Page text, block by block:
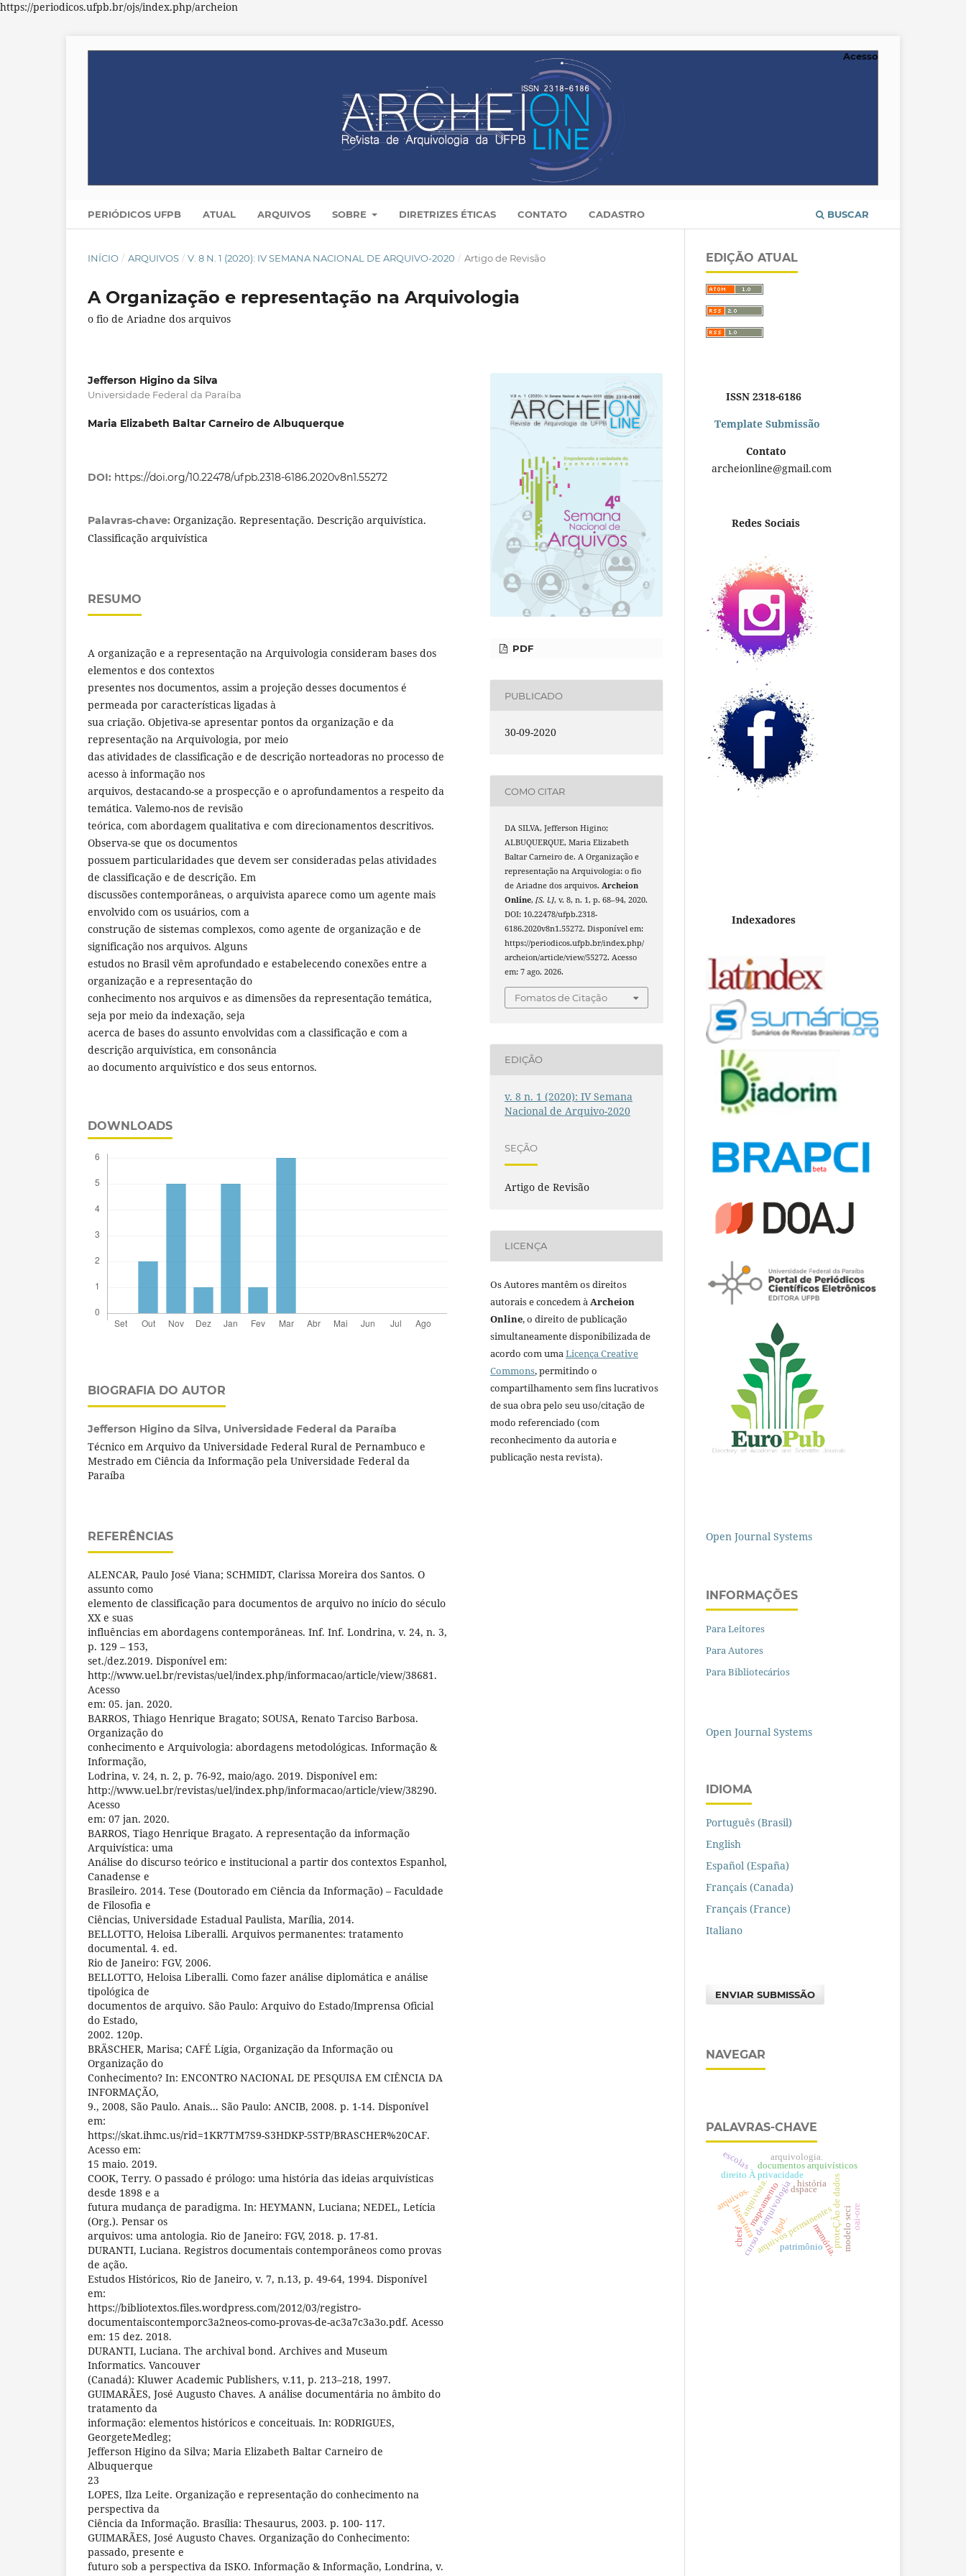
https://periodicos.ufpb.br/ojs/index.php/archeion
PERIÓDICOS UFPB ATUAL ARQUIVOS SOBRE DIRETRIZES ÉTICAS CONTATO CADASTRO BUSCAR
Acesso
INÍCIO / ARQUIVOS / V. 8 N. 1 (2020): IV SEMANA NACIONAL DE ARQUIVO-2020 / Artigo de Revisão
A Organização e representação na Arquivologia
o fio de Ariadne dos arquivos
Jefferson Higino da Silva
Universidade Federal da Paraíba
Maria Elizabeth Baltar Carneiro de Albuquerque
DOI: https://doi.org/10.22478/ufpb.2318-6186.2020v8n1.55272
Palavras-chave: Organização. Representação. Descrição arquivística.
Classificação arquivística
RESUMO
A organização e a representação na Arquivologia consideram bases dos
elementos e dos contextos
presentes nos documentos, assim a projeção desses documentos é
permeada por características ligadas à
sua criação. Objetiva-se apresentar pontos da organização e da
representação na Arquivologia, por meio
das atividades de classificação e de descrição norteadoras no processo de
acesso à informação nos
arquivos, destacando-se a prospecção e o aprofundamentos a respeito da
temática. Valemo-nos de revisão
teórica, com abordagem qualitativa e com direcionamentos descritivos.
Observa-se que os documentos
possuem particularidades que devem ser consideradas pelas atividades
de classificação e de descrição. Em
discussões contemporâneas, o arquivista aparece como um agente mais
envolvido com os usuários, com a
construção de sistemas complexos, como agente de organização e de
significação nos arquivos. Alguns
estudos no Brasil vêm aprofundado e estabelecendo conexões entre a
organização e a representação do
conhecimento nos arquivos e as dimensões da representação temática,
seja por meio da indexação, seja
acerca de bases do assunto envolvidas com a classificação e com a
descrição arquivística, em consonância
ao documento arquivístico e dos seus entornos.
DOWNLOADS
BIOGRAFIA DO AUTOR
Jefferson Higino da Silva, Universidade Federal da Paraíba
Técnico em Arquivo da Universidade Federal Rural de Pernambuco e
Mestrado em Ciência da Informação pela Universidade Federal da
Paraíba
REFERÊNCIAS
ALENCAR, Paulo José Viana; SCHMIDT, Clarissa Moreira dos Santos. O
assunto como
elemento de classificação para documentos de arquivo no início do século
XX e suas
influências em abordagens contemporâneas. Inf. Inf. Londrina, v. 24, n. 3,
p. 129 – 153,
set./dez.2019. Disponível em:
http://www.uel.br/revistas/uel/index.php/informacao/article/view/38681.
Acesso
em: 05. jan. 2020.
BARROS, Thiago Henrique Bragato; SOUSA, Renato Tarciso Barbosa.
Organização do
conhecimento e Arquivologia: abordagens metodológicas. Informação &
Informação,
Lodrina, v. 24, n. 2, p. 76-92, maio/ago. 2019. Disponível em:
http://www.uel.br/revistas/uel/index.php/informacao/article/view/38290.
Acesso
em: 07 jan. 2020.
BARROS, Tiago Henrique Bragato. A representação da informação
Arquivística: uma
Análise do discurso teórico e institucional a partir dos contextos Espanhol,
Canadense e
Brasileiro. 2014. Tese (Doutorado em Ciência da Informação) – Faculdade
de Filosofia e
Ciências, Universidade Estadual Paulista, Marília, 2014.
BELLOTTO, Heloisa Liberalli. Arquivos permanentes: tratamento
documental. 4. ed.
Rio de Janeiro: FGV, 2006.
BELLOTTO, Heloisa Liberalli. Como fazer análise diplomática e análise
tipológica de
documentos de arquivo. São Paulo: Arquivo do Estado/Imprensa Oficial
do Estado,
2002. 120p.
BRÄSCHER, Marisa; CAFÉ Lígia, Organização da Informação ou
Organização do
Conhecimento? In: ENCONTRO NACIONAL DE PESQUISA EM CIÊNCIA DA
INFORMAÇÃO,
9., 2008, São Paulo. Anais... São Paulo: ANCIB, 2008. p. 1-14. Disponível
em:
https://skat.ihmc.us/rid=1KR7TM7S9-S3HDKP-5STP/BRASCHER%20CAF.
Acesso em:
15 maio. 2019.
COOK, Terry. O passado é prólogo: uma história das ideias arquivísticas
desde 1898 e a
futura mudança de paradigma. In: HEYMANN, Luciana; NEDEL, Letícia
(Org.). Pensar os
arquivos: uma antologia. Rio de Janeiro: FGV, 2018. p. 17-81.
DURANTI, Luciana. Registros documentais contemporâneos como provas
de ação.
Estudos Históricos, Rio de Janeiro, v. 7, n.13, p. 49-64, 1994. Disponível
em:
https://bibliotextos.files.wordpress.com/2012/03/registro-
documentaiscontemporc3a2neos-como-provas-de-ac3a7c3a3o.pdf. Acesso
em: 15 dez. 2018.
DURANTI, Luciana. The archival bond. Archives and Museum
Informatics. Vancouver
(Canadá): Kluwer Academic Publishers, v.11, p. 213–218, 1997.
GUIMARÃES, José Augusto Chaves. A análise documentária no âmbito do
tratamento da
informação: elementos históricos e conceituais. In: RODRIGUES,
GeorgeteMedleg;
Jefferson Higino da Silva; Maria Elizabeth Baltar Carneiro de
Albuquerque
23
LOPES, Ilza Leite. Organização e representação do conhecimento na
perspectiva da
Ciência da Informação. Brasília: Thesaurus, 2003. p. 100- 117.
GUIMARÃES, José Augusto Chaves. Organização do Conhecimento:
passado, presente e
futuro sob a perspectiva da ISKO. Informação & Informação, Londrina, v.
PDF
PUBLICADO
30-09-2020
COMO CITAR
DA SILVA, Jefferson Higino;
ALBUQUERQUE, Maria Elizabeth
Baltar Carneiro de. A Organização e
representação na Arquivologia: o fio
de Ariadne dos arquivos.Archeion
Online,[S. l.], v. 8, n. 1, p. 68–94, 2020.
DOI: 10.22478/ufpb.2318-
6186.2020v8n1.55272. Disponível em:
https://periodicos.ufpb.br/index.php/
archeion/article/view/55272. Acesso
em: 7 ago. 2026.
Fomatos de Citação
EDIÇÃO
v. 8 n. 1 (2020): IV Semana
Nacional de Arquivo-2020
SEÇÃO
Artigo de Revisão
LICENÇA
Os Autores mantêm os direitos
autorais e concedem àArcheion
Online, o direito de publicação
simultaneamente disponibilizada de
acordo com umaLicença Creative
Commons, permitindo o
compartilhamento sem fins lucrativos
de sua obra pelo seu uso/citação de
modo referenciado (com
reconhecimento da autoria e
publicação nesta revista).
EDIÇÃO ATUAL
ISSN 2318-6186
Template Submissão
Contato
archeionline@gmail.com
Redes Sociais
Indexadores
Open Journal Systems
INFORMAÇÕES
Para Leitores
Para Autores
Para Bibliotecários
Open Journal Systems
IDIOMA
Português (Brasil)
English
Español (España)
Français (Canada)
Français (France)
Italiano
ENVIAR SUBMISSÃO
NAVEGAR
PALAVRAS-CHAVE
curso de arquivologia
arquivos permanentesproteÇÃo de dados
direito À privacidade
lgpd.
mapeamento
literatura
documentos arquivísticos
arquivista.
arquivologia.
memória.
escolas
modelo seci
arquivos.
chesf
história
patrimônio
dspace
oai-ore